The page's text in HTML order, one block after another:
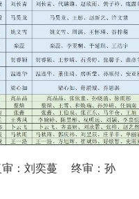
：刘奕蔓 终审：孙